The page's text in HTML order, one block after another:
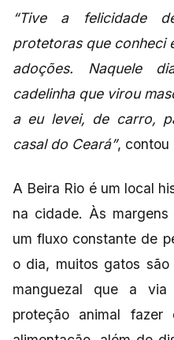
“Tive a felicidade
protetoras que conheci
adoções. Naquele
cadelinha que virou
a eu levei, de carro,
casal do Ceará”, contou
A Beira Rio é um local
na cidade. Às
um fluxo constante de
o dia, muitos gatos
manguezal que a via
proteção animal